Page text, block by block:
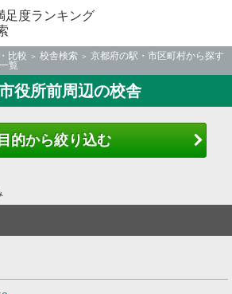
足度ランキング
比較 校舎検索
京都府の駅・市区町村から探す
覧
役所前周辺の校舎
目的から絞り込む